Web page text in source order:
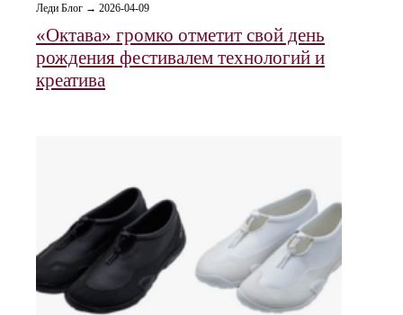
Леди Блог → 2026-04-09
«Октава» громко отметит свой день
рождения фестивалем технологий и
креатива